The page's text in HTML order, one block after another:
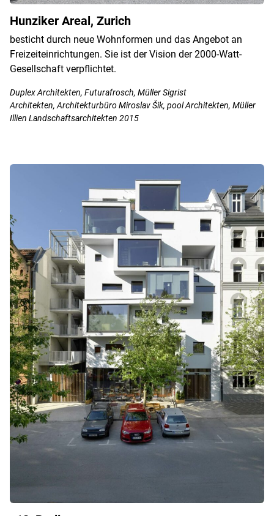
Hunziker Areal, Zurich
besticht durch neue Wohnformen und das Angebot an
Freizeiteinrichtungen. Sie ist der Vision der 2000-Watt-
Gesellschaft verpflichtet.
Duplex Architekten, Futurafrosch, Müller Sigrist
Architekten, Architekturbüro Miroslav Šik, pool Architekten, Müller
Illien Landschaftsarchitekten 2015